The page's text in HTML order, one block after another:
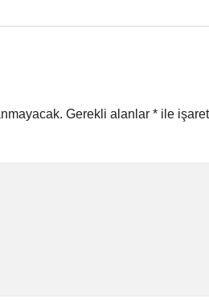
Gerekli alanlar * ile